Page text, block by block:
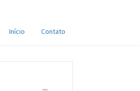
Início Contato